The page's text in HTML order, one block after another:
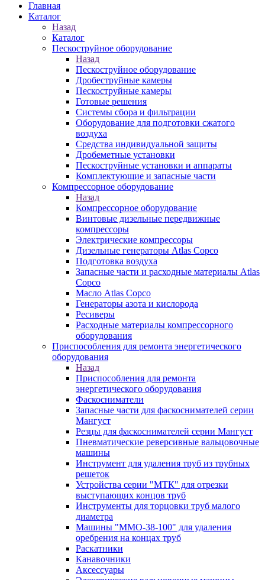
Главная
Каталог
Назад
Каталог
Пескоструйное оборудование
Назад
Пескоструйное оборудование
Дробеструйные камеры
Пескоструйные камеры
Готовые решения
Системы сбора и фильтрации
Оборудование для подготовки сжатого
воздуха
Средства индивидуальной защиты
Дробеметные установки
Пескоструйные установки и аппараты
Комплектующие и запасные части
Компрессорное оборудование
Назад
Компрессорное оборудование
Винтовые дизельные передвижные
компрессоры
Электрические компрессоры
Дизельные генераторы Atlas Copco
Подготовка воздуха
Запасные части и расходные материалы Atlas
Copco
Масло Atlas Copco
Генераторы азота и кислорода
Ресиверы
Расходные материалы компрессорного
оборудования
Приспособления для ремонта энергетического
оборудования
Назад
Приспособления для ремонта
энергетического оборудования
Фаскосниматели
Запасные части для фаскоснимателей серии
Мангуст
Резцы для фаскоснимателей серии Мангуст
Пневматические реверсивные вальцовочные
машины
Инструмент для удаления труб из трубных
решеток
Устройства серии "МТК" для отрезки
выступающих концов труб
Инструменты для торцовки труб малого
диаметра
Машины "ММО-38-100" для удаления
оребрения на концах труб
Раскатники
Канавочники
Аксессуары